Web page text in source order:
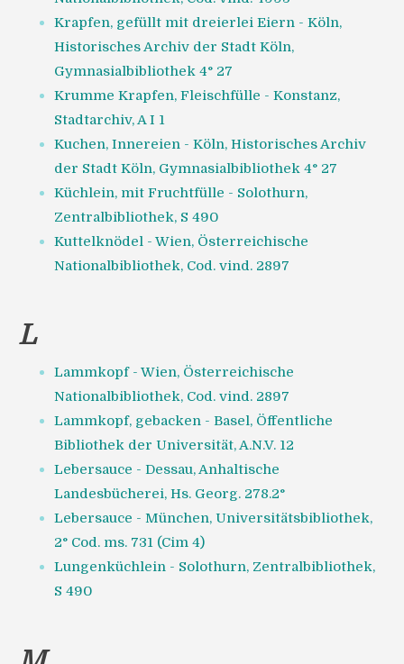
Krapfen, gefüllt mit dreierlei Eiern - Köln,
Historisches Archiv der Stadt Köln,
Gymnasialbibliothek 4° 27
Krumme Krapfen, Fleischfülle - Konstanz,
Stadtarchiv, A I 1
Kuchen, Innereien - Köln, Historisches Archiv
der Stadt Köln, Gymnasialbibliothek 4° 27
Küchlein, mit Fruchtfülle - Solothurn,
Zentralbibliothek, S 490
Kuttelknödel - Wien, Österreichische
Nationalbibliothek, Cod. vind. 2897
L
Lammkopf - Wien, Österreichische
Nationalbibliothek, Cod. vind. 2897
Lammkopf, gebacken - Basel, Öffentliche
Bibliothek der Universität, A.N.V. 12
Lebersauce - Dessau, Anhaltische
Landesbücherei, Hs. Georg. 278.2°
Lebersauce - München, Universitätsbibliothek,
2° Cod. ms. 731 (Cim 4)
Lungenküchlein - Solothurn, Zentralbibliothek,
S 490